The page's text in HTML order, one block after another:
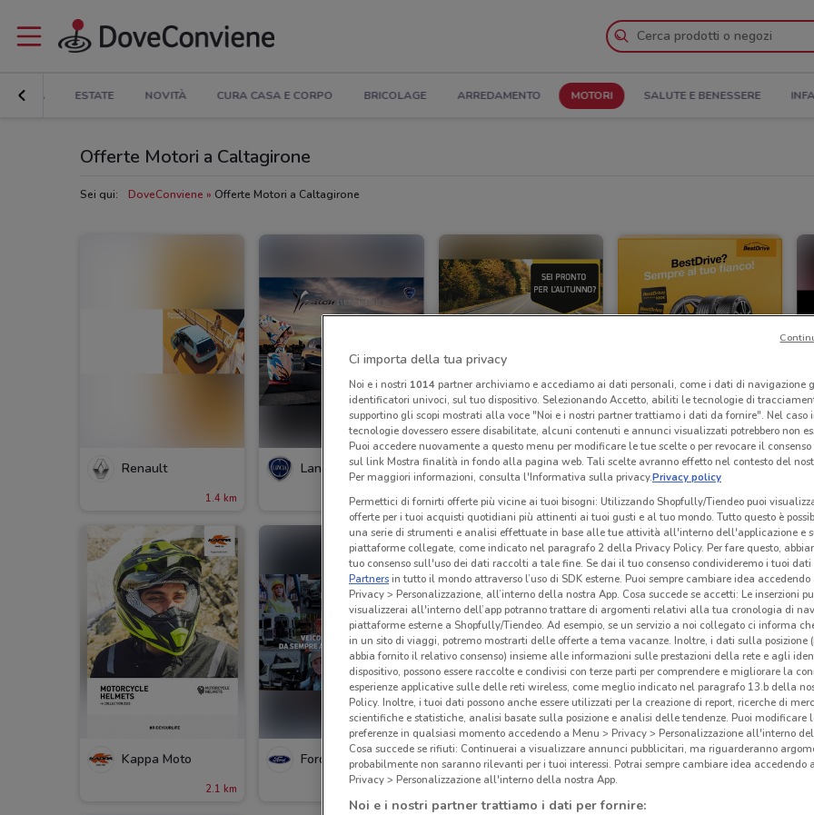
ESTATE NOVITÀ CURA CASA E CORPO BRICOLAGE ARREDAMENTO MOTORI SALUTE E BENESSERE
Offerte Motori a Caltagirone
Sei qui: DoveConviene Offerte Motori a Caltagirone
Renault
1.4 km
Lancia
1.4 km
'A posto' Officine e Carrozzerie
1.8 km
BestDrive
Scade il 12/10 1.9 km
Kappa Moto
2.1 km
Ford
13.3 km
Dacia Fiat
Ci importa della tua privacy
Noi e i nostri 1014partner archiviamo e accediamo ai dati personali, come i dati di navigazione
identificatori univoci, sul tuo dispositivo. Selezionando Accetto, abiliti le tecnologie di
supportino gli scopi mostrati alla voce "Noi e i nostri partner trattiamo i dati da fornire". Nel caso
tecnologie dovessero essere disabilitate, alcuni contenuti e annunci visualizzati potrebbero non
Puoi accedere nuovamente a questo menu per modificare le tue scelte o per revocare il
sul link Mostra finalità in fondo alla pagina web. Tali scelte avranno effetto nel contesto del
Per maggiori informazioni, consulta l'Informativa sulla privacy.Privacy policy
Permettici di fornirti offerte più vicine ai tuoi bisogni: Utilizzando Shopfully/Tiendeo puoi
offerte per i tuoi acquisti quotidiani più attinenti ai tuoi gusti e al tuo mondo. Tutto questo è
una serie di strumenti e analisi effettuate in base alle tue attività all'interno dell'applicazione e
piattaforme collegate, come indicato nel paragrafo 2 della Privacy Policy. Per fare questo,
tuo consenso sull'uso dei dati raccolti a tale fine. Se dai il tuo consenso condivideremo i tuoi dati
Partnersin tutto il mondo attraverso l’uso di SDK esterne. Puoi sempre cambiare idea accedendo
Privacy > Personalizzazione, all’interno della nostra App. Cosa succede se accetti: Le inserzioni
visualizzerai all'interno dell’app potranno trattare di argomenti relativi alla tua cronologia di
piattaforme esterne a Shopfully/Tiendeo. Ad esempio, se un servizio a noi collegato ci informa
in un sito di viaggi, potremo mostrarti delle offerte a tema vacanze. Inoltre, i dati sulla posizione
abbia fornito il relativo consenso) insieme alle informazioni sulle prestazioni della rete e agli
dispositivo, possono essere raccolte e condivisi con terze parti per comprendere e migliorare la
esperienze applicative sulle delle reti wireless, come meglio indicato nel paragrafo 13.b della
Policy. Inoltre, i tuoi dati possono anche essere utilizzati per la creazione di report, ricerche di
scientifiche e statistiche, analisi basate sulla posizione e analisi delle tendenze. Puoi modificare
preferenze in qualsiasi momento accedendo a Menu > Privacy > Personalizzazione all'interno
Cosa succede se rifiuti: Continuerai a visualizzare annunci pubblicitari, ma riguarderanno
probabilmente non saranno rilevanti per i tuoi interessi. Potrai sempre cambiare idea accedendo
Privacy > Personalizzazione all'interno della nostra App.
Noi e i nostri partner trattiamo i dati per fornire: